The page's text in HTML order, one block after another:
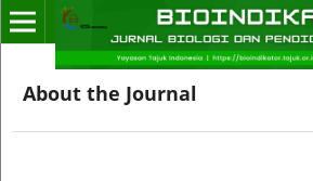
About the Journal